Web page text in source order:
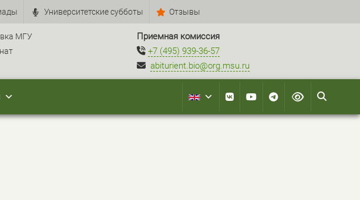
Университетские субботы Отзывы
МГУ
Приемная комиссия
+7 (495) 939-36-57
abiturient.bio@org.msu.ru